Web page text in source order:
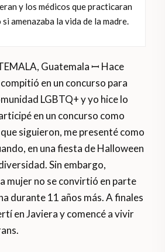
y los médicos que practicaran
amenazaba la vida de la madre.
Guatemala ꟷ Hace
en un concurso para
LGBTQ+ y yo hice lo
en un concurso como
siguieron, me presenté como
en una fiesta de Halloween
Sin embargo,
mujer no se convirtió en parte
durante 11 años más. A finales
en Javiera y comencé a vivir